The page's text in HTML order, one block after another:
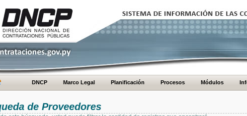
DNCP Marco Legal Planificación Procesos Módulos
de Proveedores